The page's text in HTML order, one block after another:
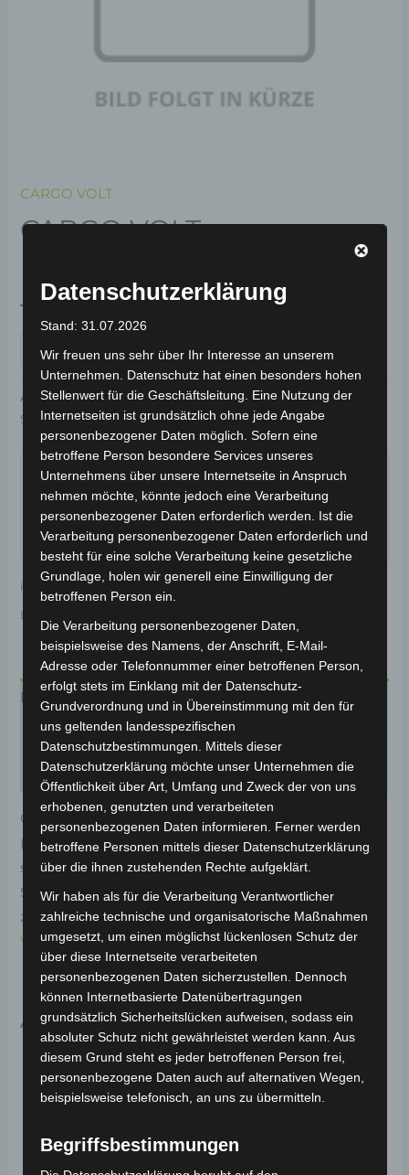
CARGO VOLT
CARGO VOLT
129,00
IN DEN WARENKORB
Artikelnummer:BP150-004 Kategorie:CARGO VOLT
Schlagwort:Zubehör & Erweiterungen
Garantiert sicherer Checkout
inkl. 19 % MwSt.
Kostenloser Versand
Lieferzeit:
Beschreibung
Produktsicherheit
Rezensionen (0)
Original-Ersatzteil für das E-Lastendreirad Cargo Volt
(Modell: BP150, Hersteller: Saige). Der Rückspiegel
sorgt für optimale Sicht nach hinten und erhöht die
Sicherheit während der Fahrt. Weitere Informationen
zum Fahrzeug findest du hier:E-Lastendreirad Cargo
Volt 3.0kW.
Ähnliche Produkte
Datenschutzerklärung
Stand: 31.07.2026
Wir freuen uns sehr über Ihr Interesse an unserem
Unternehmen. Datenschutz hat einen besonders hohen
Stellenwert für die Geschäftsleitung. Eine Nutzung der
Internetseiten ist grundsätzlich ohne jede Angabe
personenbezogener Daten möglich. Sofern eine
betroffene Person besondere Services unseres
Unternehmens über unsere Internetseite in Anspruch
nehmen möchte, könnte jedoch eine Verarbeitung
personenbezogener Daten erforderlich werden. Ist die
Verarbeitung personenbezogener Daten erforderlich und
besteht für eine solche Verarbeitung keine gesetzliche
Grundlage, holen wir generell eine Einwilligung der
betroffenen Person ein.
Die Verarbeitung personenbezogener Daten,
beispielsweise des Namens, der Anschrift, E-Mail-
Adresse oder Telefonnummer einer betroffenen Person,
erfolgt stets im Einklang mit der Datenschutz-
Grundverordnung und in Übereinstimmung mit den für
uns geltenden landesspezifischen
Datenschutzbestimmungen. Mittels dieser
Datenschutzerklärung möchte unser Unternehmen die
Öffentlichkeit über Art, Umfang und Zweck der von uns
erhobenen, genutzten und verarbeiteten
personenbezogenen Daten informieren. Ferner werden
betroffene Personen mittels dieser Datenschutzerklärung
über die ihnen zustehenden Rechte aufgeklärt.
Wir haben als für die Verarbeitung Verantwortlicher
zahlreiche technische und organisatorische Maßnahmen
umgesetzt, um einen möglichst lückenlosen Schutz der
über diese Internetseite verarbeiteten
personenbezogenen Daten sicherzustellen. Dennoch
können Internetbasierte Datenübertragungen
grundsätzlich Sicherheitslücken aufweisen, sodass ein
absoluter Schutz nicht gewährleistet werden kann. Aus
diesem Grund steht es jeder betroffenen Person frei,
personenbezogene Daten auch auf alternativen Wegen,
beispielsweise telefonisch, an uns zu übermitteln.
Begriffsbestimmungen